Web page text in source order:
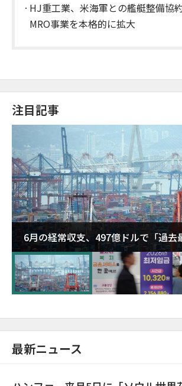
HJ重工業、米海軍との艦艇整備協
MRO事業を本格的に拡大
注目記事
6月の経常収支、497億ドルで「過
が初の1000億ドル突破
最新ニュース